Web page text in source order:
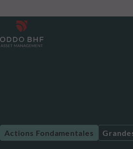
Actions Fondamentales